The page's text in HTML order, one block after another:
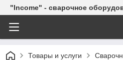
"Income" - сварочное
Товары и услуги